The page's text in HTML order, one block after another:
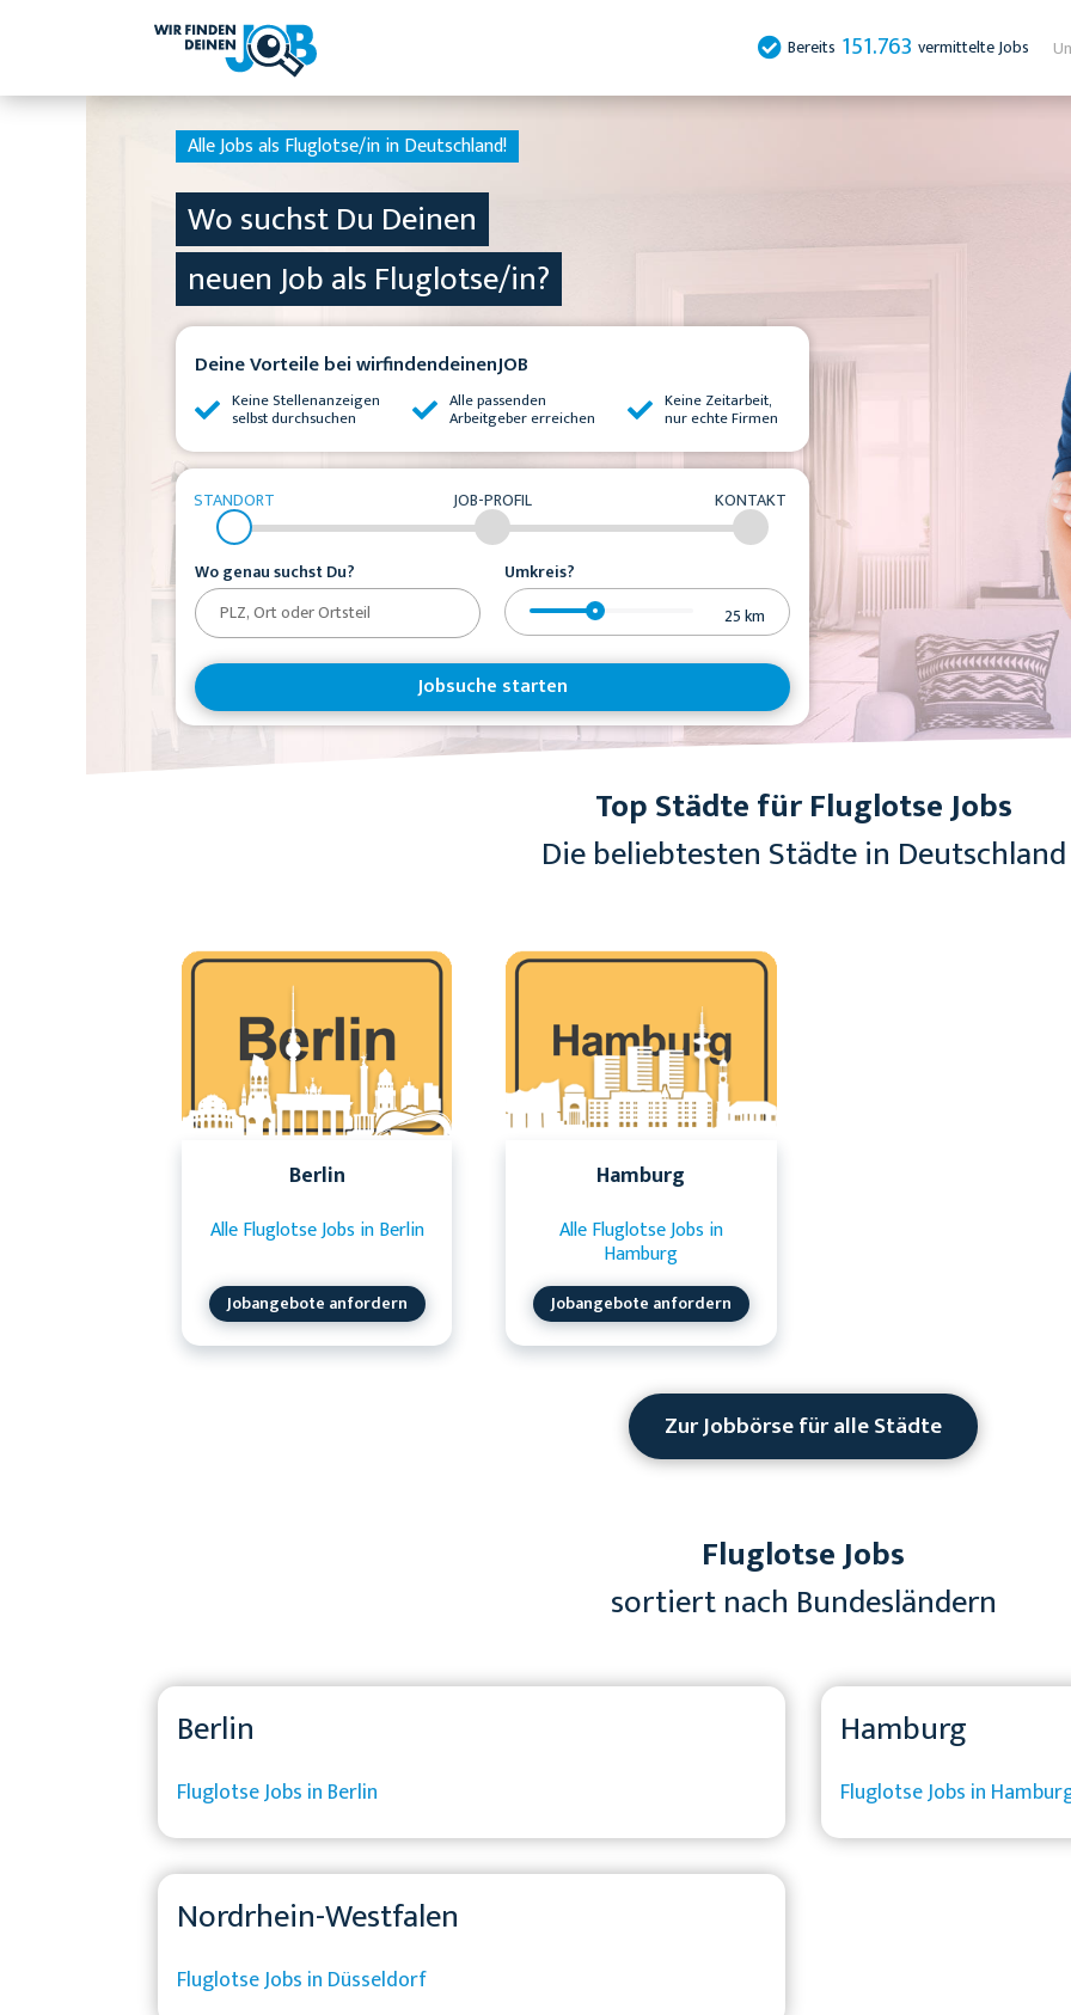
Bereits 151.763 vermittelte Jobs
Alle Jobs als Fluglotse/in in Deutschland!
Wo suchst Du Deinen
neuen Job als Fluglotse/in?
Deine Vorteile bei wirfindendeinenJOB
Keine Stellenanzeigen
selbst durchsuchen
Alle passenden
Arbeitgeber erreichen
Keine Zeitarbeit,
nur echte Firmen
STANDORT JOB-PROFIL KONTAKT
Wo genau suchst Du?
Umkreis?
25km
Jobsuche starten
Top Städte für Fluglotse Jobs
Die beliebtesten Städte in Deutschland
Berlin
Alle Fluglotse Jobs in Berlin
Jobangebote anfordern
Hamburg
Alle Fluglotse Jobs in
Hamburg
Jobangebote anfordern
Zur Jobbörse für alle Städte
Fluglotse Jobs
sortiert nach Bundesländern
Berlin
Fluglotse Jobs in Berlin
Hamburg
Fluglotse Jobs in
Nordrhein-Westfalen
Fluglotse Jobs in Düsseldorf